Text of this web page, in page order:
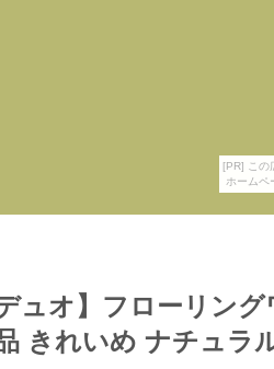
[PR] この
ホームペ
デュオ】フローリン
きれいめ ナチュラ